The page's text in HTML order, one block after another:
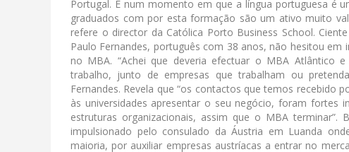
Portugal. E num momento em que a língua portuguesa é
graduados com por esta formação são um ativo muito
refere o director da Católica Porto Business School.
Paulo Fernandes, português com 38 anos, não hesitou
no MBA. “Achei que deveria efectuar o MBA Atlântico
trabalho, junto de empresas que trabalham ou
Fernandes. Revela que “os contactos que temos recebido
às universidades apresentar o seu negócio, foram fortes
estruturas organizacionais, assim que o MBA terminar”.
impulsionado pelo consulado da Áustria em Luanda
maioria, por auxiliar empresas austríacas a entrar no